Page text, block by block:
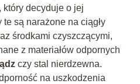
decyduje o jej
są narażone na ciągły
środkami czyszczącymi,
z materiałów odpornych
czy stal nierdzewna.
na uszkodzenia